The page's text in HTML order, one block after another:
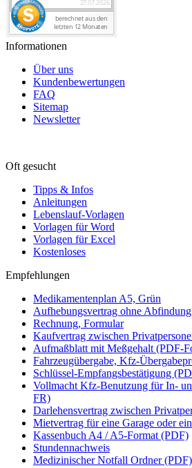
Informationen
Über uns
Kundenbewertungen
FAQ
Sitemap
Newsletter
Oft gesucht
Tipps & Infos
Anleitungen
Lebenslauf-Vorlagen
Vorlagen für Word
Vorlagen für Excel
Kostenloses
Empfehlungen
Medikamentenplan A5, Grün
Aufhebungsvertrag ohne
Rechnung, Formular
Kaufvertrag zwischen
Aufmaßblatt mit Meßgehalt (PDF-
Fahrzeugübergabe, Kfz-
Schlüssel-Empfangsbestätigung
Vollmacht Kfz-Benutzung für In-
FR)
Darlehensvertrag zwischen
Mietvertrag für eine Garage oder
Kassenbuch A4 / A5-Format (PDF)
Stundennachweis
Medizinischer Notfall Ordner (PDF)